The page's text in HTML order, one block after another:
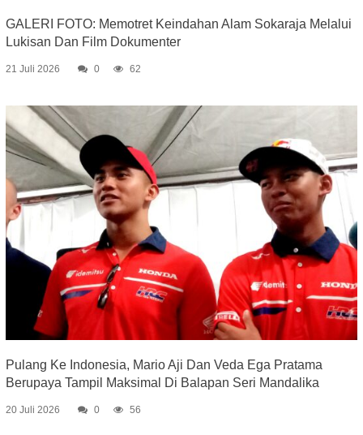
GALERI FOTO: Memotret Keindahan Alam Sokaraja Melalui
Lukisan Dan Film Dokumenter
21 Juli 2026 0 62
Pulang Ke Indonesia, Mario Aji Dan Veda Ega Pratama
Berupaya Tampil Maksimal Di Balapan Seri Mandalika
20 Juli 2026 0 56